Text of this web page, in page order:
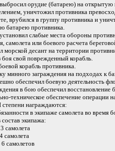
орудие (батарею) на открытую
уничтожил противника
врубился в группу противника и
батарею противника.
слабые места обороны
самолета или боевого расчета
десант на территории
свой поврежденный корабль.
корабль противника.
минного заграждения на подходах к
обеспечил боевую деятельность
в бою обеспечил восстановление
техническое обеспечение операции
награждаются:
в экипаже самолета во время
экипажа:
самолета
самолета
самолетов